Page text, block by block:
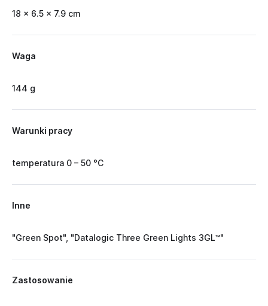
18 x 6.5 x 7.9 cm
Waga
144 g
Warunki pracy
temperatura 0 – 50 °C
Inne
"Green Spot", "Datalogic Three Green Lights 3GL™"
Zastosowanie